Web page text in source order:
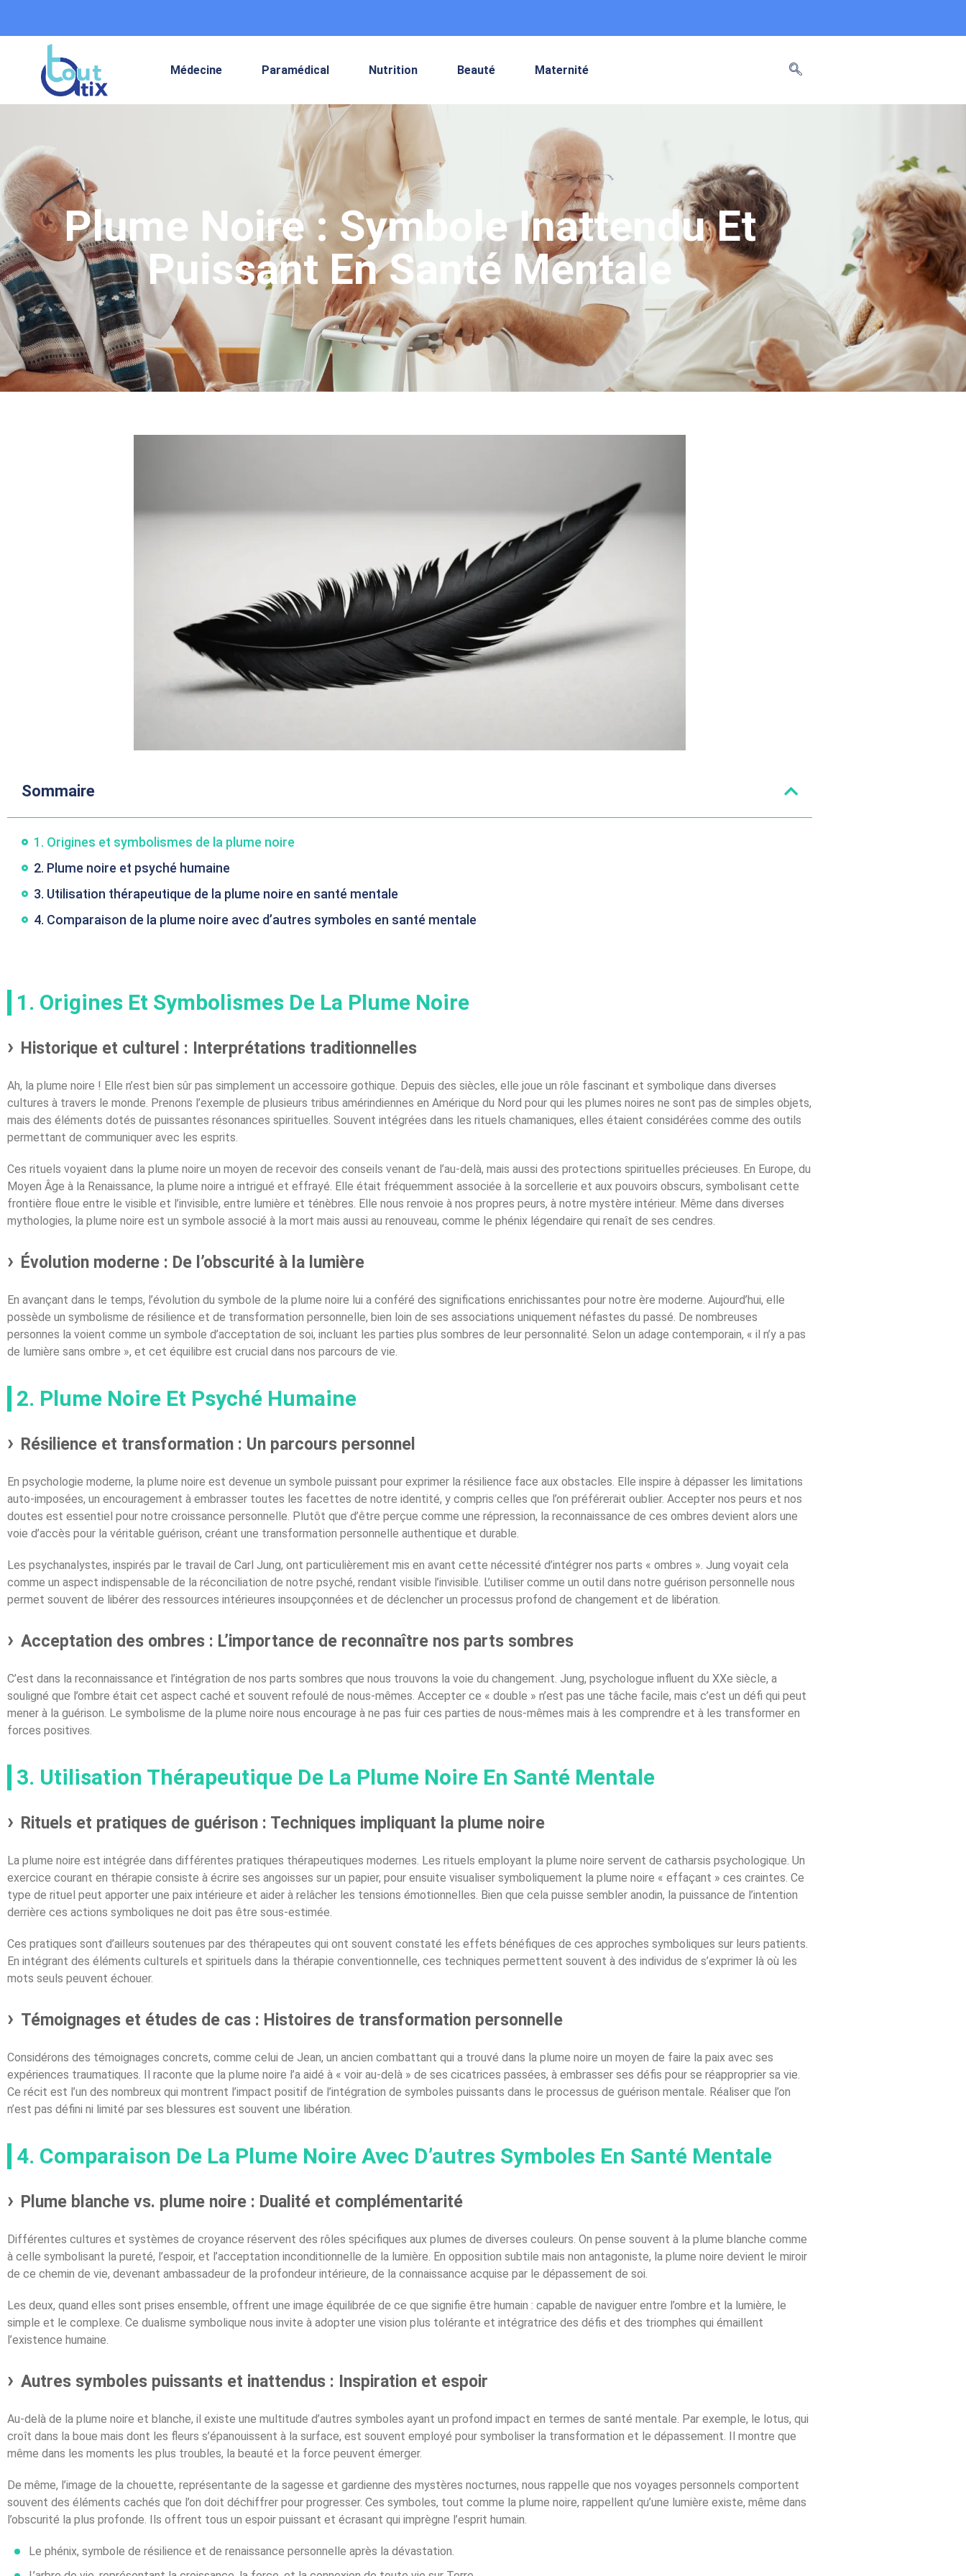
Médecine Paramédical Nutrition Beauté Maternité
Plume Noire : Symbole Inattendu Et
Puissant En Santé Mentale
Sommaire
1. Origines et symbolismes de la plume noire
2. Plume noire et psyché humaine
3. Utilisation thérapeutique de la plume noire en santé mentale
4. Comparaison de la plume noire avec d’autres symboles en santé mentale
1. Origines Et Symbolismes De La Plume Noire
Historique et culturel : Interprétations traditionnelles
Ah, la plume noire ! Elle n’est bien sûr pas simplement un accessoire gothique. Depuis des siècles, elle joue un rôle fascinant et symbolique dans diverses
cultures à travers le monde. Prenons l’exemple de plusieurs tribus amérindiennes en Amérique du Nord pour qui les plumes noires ne sont pas de simples objets,
mais des éléments dotés de puissantes résonances spirituelles. Souvent intégrées dans les rituels chamaniques, elles étaient considérées comme des outils
permettant de communiquer avec les esprits.
Ces rituels voyaient dans la plume noire un moyen de recevoir des conseils venant de l’au-delà, mais aussi des protections spirituelles précieuses. En Europe, du
Moyen Âge à la Renaissance, la plume noire a intrigué et effrayé. Elle était fréquemment associée à la sorcellerie et aux pouvoirs obscurs, symbolisant cette
frontière floue entre le visible et l’invisible, entre lumière et ténèbres. Elle nous renvoie à nos propres peurs, à notre mystère intérieur. Même dans diverses
mythologies, la plume noire est un symbole associé à la mort mais aussi au renouveau, comme le phénix légendaire qui renaît de ses cendres.
Évolution moderne : De l’obscurité à la lumière
En avançant dans le temps, l’évolution du symbole de la plume noire lui a conféré des significations enrichissantes pour notre ère moderne. Aujourd’hui, elle
possède un symbolisme de résilience et de transformation personnelle, bien loin de ses associations uniquement néfastes du passé. De nombreuses
personnes la voient comme un symbole d’acceptation de soi, incluant les parties plus sombres de leur personnalité. Selon un adage contemporain, « il n’y a pas
de lumière sans ombre », et cet équilibre est crucial dans nos parcours de vie.
2. Plume Noire Et Psyché Humaine
Résilience et transformation : Un parcours personnel
En psychologie moderne, la plume noire est devenue un symbole puissant pour exprimer la résilience face aux obstacles. Elle inspire à dépasser les limitations
auto-imposées, un encouragement à embrasser toutes les facettes de notre identité, y compris celles que l’on préférerait oublier. Accepter nos peurs et nos
doutes est essentiel pour notre croissance personnelle. Plutôt que d’être perçue comme une répression, la reconnaissance de ces ombres devient alors une
voie d’accès pour la véritable guérison, créant une transformation personnelle authentique et durable.
Les psychanalystes, inspirés par le travail de Carl Jung, ont particulièrement mis en avant cette nécessité d’intégrer nos parts « ombres ». Jung voyait cela
comme un aspect indispensable de la réconciliation de notre psyché, rendant visible l’invisible. L’utiliser comme un outil dans notre guérison personnelle nous
permet souvent de libérer des ressources intérieures insoupçonnées et de déclencher un processus profond de changement et de libération.
Acceptation des ombres : L’importance de reconnaître nos parts sombres
C’est dans la reconnaissance et l’intégration de nos parts sombres que nous trouvons la voie du changement. Jung, psychologue influent du XXe siècle, a
souligné que l’ombre était cet aspect caché et souvent refoulé de nous-mêmes. Accepter ce « double » n’est pas une tâche facile, mais c’est un défi qui peut
mener à la guérison. Le symbolisme de la plume noire nous encourage à ne pas fuir ces parties de nous-mêmes mais à les comprendre et à les transformer en
forces positives.
3. Utilisation Thérapeutique De La Plume Noire En Santé Mentale
Rituels et pratiques de guérison : Techniques impliquant la plume noire
La plume noire est intégrée dans différentes pratiques thérapeutiques modernes. Les rituels employant la plume noire servent de catharsis psychologique. Un
exercice courant en thérapie consiste à écrire ses angoisses sur un papier, pour ensuite visualiser symboliquement la plume noire « effaçant » ces craintes. Ce
type de rituel peut apporter une paix intérieure et aider à relâcher les tensions émotionnelles. Bien que cela puisse sembler anodin, la puissance de l’intention
derrière ces actions symboliques ne doit pas être sous-estimée.
Ces pratiques sont d’ailleurs soutenues par des thérapeutes qui ont souvent constaté les effets bénéfiques de ces approches symboliques sur leurs patients.
En intégrant des éléments culturels et spirituels dans la thérapie conventionnelle, ces techniques permettent souvent à des individus de s’exprimer là où les
mots seuls peuvent échouer.
Témoignages et études de cas : Histoires de transformation personnelle
Considérons des témoignages concrets, comme celui de Jean, un ancien combattant qui a trouvé dans la plume noire un moyen de faire la paix avec ses
expériences traumatiques. Il raconte que la plume noire l’a aidé à « voir au-delà » de ses cicatrices passées, à embrasser ses défis pour se réapproprier sa vie.
Ce récit est l’un des nombreux qui montrent l’impact positif de l’intégration de symboles puissants dans le processus de guérison mentale. Réaliser que l’on
n’est pas défini ni limité par ses blessures est souvent une libération.
4. Comparaison De La Plume Noire Avec D’autres Symboles En Santé Mentale
Plume blanche vs. plume noire : Dualité et complémentarité
Différentes cultures et systèmes de croyance réservent des rôles spécifiques aux plumes de diverses couleurs. On pense souvent à la plume blanche comme
à celle symbolisant la pureté, l’espoir, et l’acceptation inconditionnelle de la lumière. En opposition subtile mais non antagoniste, la plume noire devient le miroir
de ce chemin de vie, devenant ambassadeur de la profondeur intérieure, de la connaissance acquise par le dépassement de soi.
Les deux, quand elles sont prises ensemble, offrent une image équilibrée de ce que signifie être humain : capable de naviguer entre l’ombre et la lumière, le
simple et le complexe. Ce dualisme symbolique nous invite à adopter une vision plus tolérante et intégratrice des défis et des triomphes qui émaillent
l’existence humaine.
Autres symboles puissants et inattendus : Inspiration et espoir
Au-delà de la plume noire et blanche, il existe une multitude d’autres symboles ayant un profond impact en termes de santé mentale. Par exemple, le lotus, qui
croît dans la boue mais dont les fleurs s’épanouissent à la surface, est souvent employé pour symboliser la transformation et le dépassement. Il montre que
même dans les moments les plus troubles, la beauté et la force peuvent émerger.
De même, l’image de la chouette, représentante de la sagesse et gardienne des mystères nocturnes, nous rappelle que nos voyages personnels comportent
souvent des éléments cachés que l’on doit déchiffrer pour progresser. Ces symboles, tout comme la plume noire, rappellent qu’une lumière existe, même dans
l’obscurité la plus profonde. Ils offrent tous un espoir puissant et écrasant qui imprègne l’esprit humain.
Le phénix, symbole de résilience et de renaissance personnelle après la dévastation.